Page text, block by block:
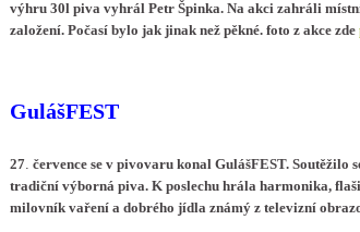
výhru 30l piva vyhrál Petr Špinka. Na akci zahráli
založení. Počasí bylo jak jinak než pěkné. foto z akce zde
GulášFEST
27. července se v pivovaru konal GulášFEST. Soutěžilo
tradiční výborná piva. K poslechu hrála harmonika,
milovník vaření a dobrého jídla známý z televizní